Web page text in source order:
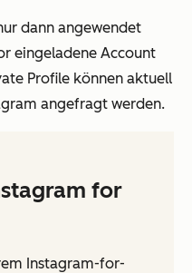
dann angewendet
eingeladene Account
Profile können aktuell
angefragt werden.
for
Instagram-for-